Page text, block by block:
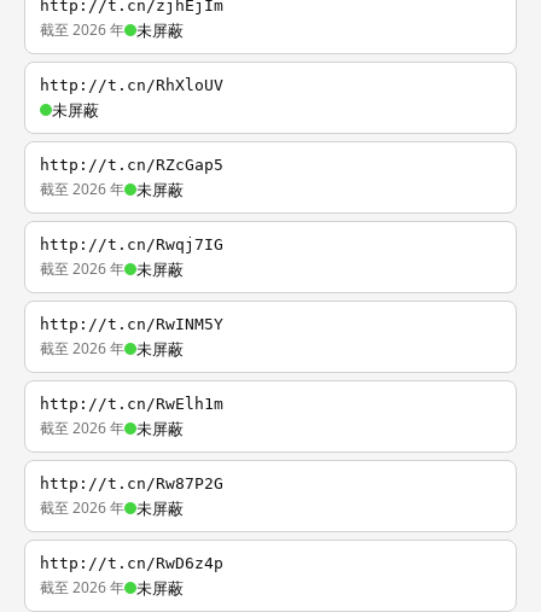
http://t.cn/zjhEjIm
截至 2026 年 未屏蔽
http://t.cn/RhXloUV
未屏蔽
http://t.cn/RZcGap5
截至 2026 年 未屏蔽
http://t.cn/Rwqj7IG
截至 2026 年 未屏蔽
http://t.cn/RwINM5Y
截至 2026 年 未屏蔽
http://t.cn/RwElh1m
截至 2026 年 未屏蔽
http://t.cn/Rw87P2G
截至 2026 年 未屏蔽
http://t.cn/RwD6z4p
截至 2026 年 未屏蔽